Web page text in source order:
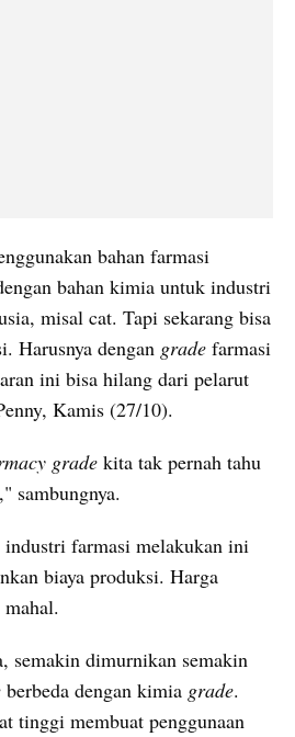
bahan farmasi
bahan kimia untuk industri
misal cat. Tapi sekarang bisa
Harusnya dengan grade farmasi
ini bisa hilang dari pelarut
Kamis (27/10).
grade kita tak pernah tahu
sambungnya.
industri farmasi melakukan ini
biaya produksi. Harga
berbeda dengan kimia grade.
tinggi membuat penggunaan